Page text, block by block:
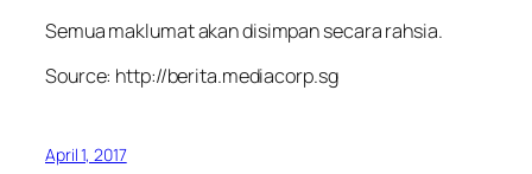
Semua maklumat akan disimpan secara rahsia.
Source: http://berita.mediacorp.sg
April 1, 2017